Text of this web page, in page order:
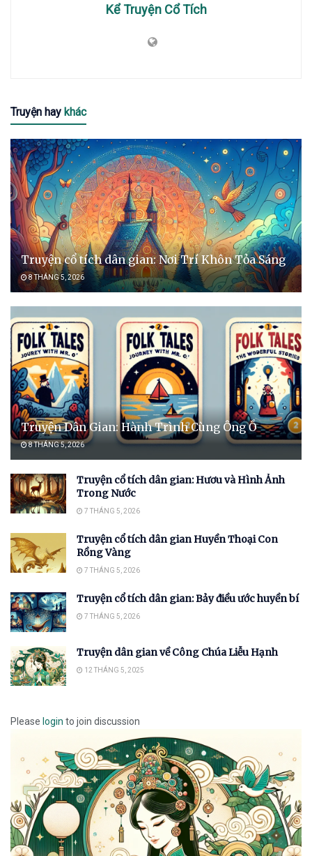
Kể Truyện Cổ Tích
Truyện hay khác
Truyện cổ tích dân gian: Nơi Trí Khôn Tỏa Sáng
8 THÁNG 5, 2026
Truyện Dân Gian: Hành Trình Cùng Ông Ồ
8 THÁNG 5, 2026
Truyện cổ tích dân gian: Hươu và Hình Ảnh
Trong Nước
7 THÁNG 5, 2026
Truyện cổ tích dân gian Huyền Thoại Con
Rồng Vàng
7 THÁNG 5, 2026
Truyện cổ tích dân gian: Bảy điều ước huyền bí
7 THÁNG 5, 2026
Truyện dân gian về Công Chúa Liễu Hạnh
12 THÁNG 5, 2025
Please login to join discussion